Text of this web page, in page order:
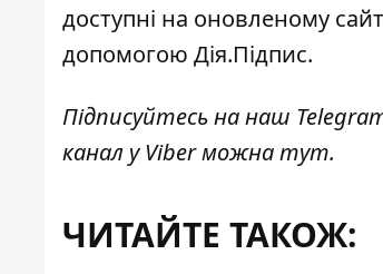
доступні на оновленому
допомогою Дія.Підпис.
Підписуйтесь на наш
канал у Viber можнатут.
ЧИТАЙТЕ ТАКОЖ: